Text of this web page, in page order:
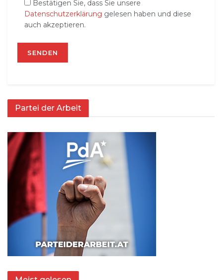
Bestätigen Sie, dass Sie unsere
Datenschutzerklärung gelesen haben und diese
auch akzeptieren.
Partei der Arbeit